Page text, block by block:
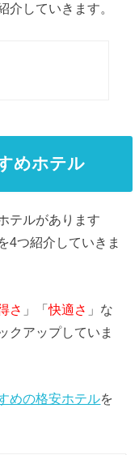
介していきます。
めホテル
テルがあります
4つ紹介していきま
さ 」「快適さ 」な
クアップしていま
めの格安ホテルを